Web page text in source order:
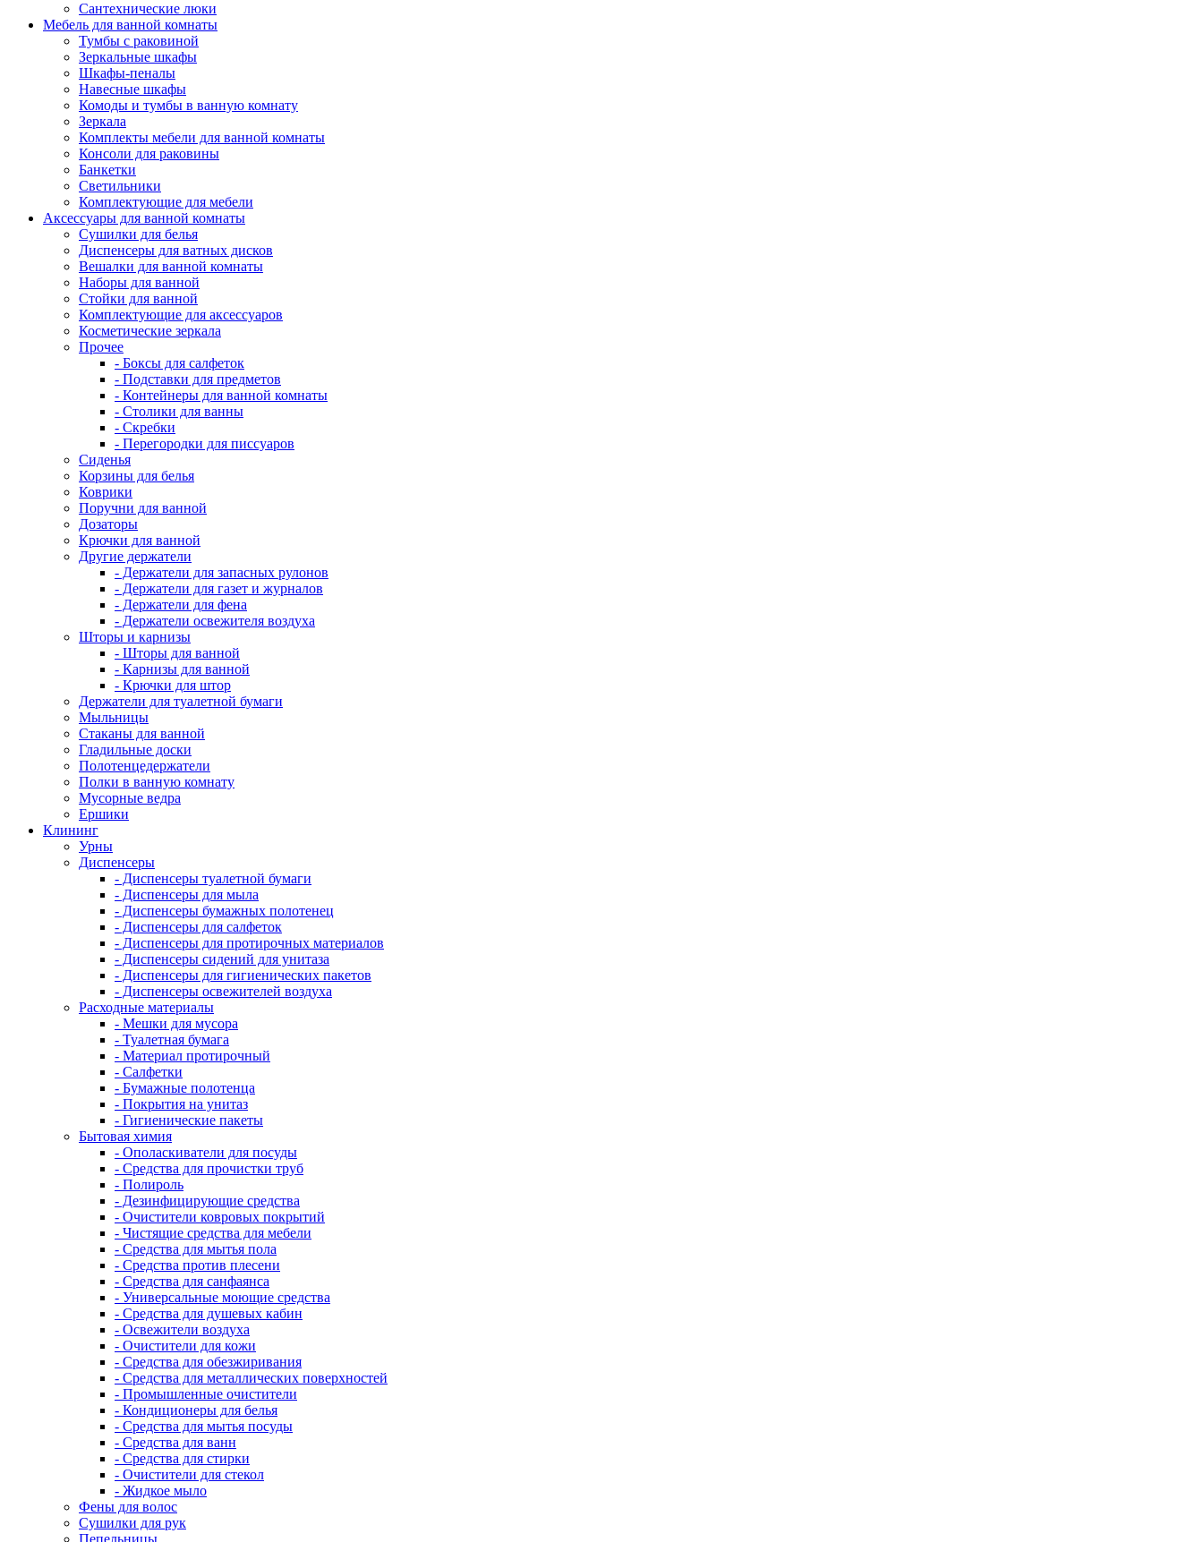
Сантехнические люки
Мебель для ванной комнаты
Тумбы с раковиной
Зеркальные шкафы
Шкафы-пеналы
Навесные шкафы
Комоды и тумбы в ванную комнату
Зеркала
Комплекты мебели для ванной комнаты
Консоли для раковины
Банкетки
Светильники
Комплектующие для мебели
Аксессуары для ванной комнаты
Сушилки для белья
Диспенсеры для ватных дисков
Вешалки для ванной комнаты
Наборы для ванной
Стойки для ванной
Комплектующие для аксессуаров
Косметические зеркала
Прочее
- Боксы для салфеток
- Подставки для предметов
- Контейнеры для ванной комнаты
- Столики для ванны
- Скребки
- Перегородки для писсуаров
Сиденья
Корзины для белья
Коврики
Поручни для ванной
Дозаторы
Крючки для ванной
Другие держатели
- Держатели для запасных рулонов
- Держатели для газет и журналов
- Держатели для фена
- Держатели освежителя воздуха
Шторы и карнизы
- Шторы для ванной
- Карнизы для ванной
- Крючки для штор
Держатели для туалетной бумаги
Мыльницы
Стаканы для ванной
Гладильные доски
Полотенцедержатели
Полки в ванную комнату
Мусорные ведра
Ершики
Клининг
Урны
Диспенсеры
- Диспенсеры туалетной бумаги
- Диспенсеры для мыла
- Диспенсеры бумажных полотенец
- Диспенсеры для салфеток
- Диспенсеры для протирочных материалов
- Диспенсеры сидений для унитаза
- Диспенсеры для гигиенических пакетов
- Диспенсеры освежителей воздуха
Расходные материалы
- Мешки для мусора
- Туалетная бумага
- Материал протирочный
- Салфетки
- Бумажные полотенца
- Покрытия на унитаз
- Гигиенические пакеты
Бытовая химия
- Ополаскиватели для посуды
- Средства для прочистки труб
- Полироль
- Дезинфицирующие средства
- Очистители ковровых покрытий
- Чистящие средства для мебели
- Средства для мытья пола
- Средства против плесени
- Средства для санфаянса
- Универсальные моющие средства
- Средства для душевых кабин
- Освежители воздуха
- Очистители для кожи
- Средства для обезжиривания
- Средства для металлических поверхностей
- Промышленные очистители
- Кондиционеры для белья
- Средства для мытья посуды
- Средства для ванн
- Средства для стирки
- Очистители для стекол
- Жидкое мыло
Фены для волос
Сушилки для рук
Пепельницы